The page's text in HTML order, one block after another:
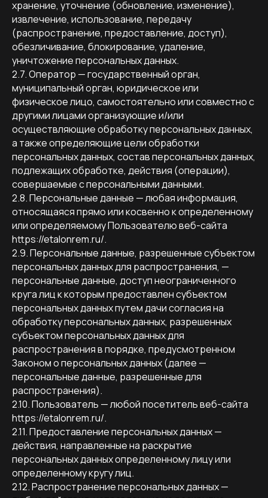
хранение, уточнение (обновление, изменение),
извлечение, использование, передачу
(распространение, предоставление, доступ),
обезличивание, блокирование, удаление,
уничтожение персональных данных.
2.7. Оператор — государственный орган,
муниципальный орган, юридическое или
физическое лицо, самостоятельно или совместно с
другими лицами организующие и/или
осуществляющие обработку персональных данных,
а также определяющие цели обработки
персональных данных, состав персональных данных,
подлежащих обработке, действия (операции),
совершаемые с персональными данными.
2.8. Персональные данные — любая информация,
относящаяся прямо или косвенно к определенному
или определяемому Пользователю веб-сайта
https://etalonrem.ru/.
2.9. Персональные данные, разрешенные субъектом
персональных данных для распространения, —
персональные данные, доступ неограниченного
круга лиц к которым предоставлен субъектом
персональных данных путем дачи согласия на
обработку персональных данных, разрешенных
субъектом персональных данных для
распространения в порядке, предусмотренном
Законом о персональных данных (далее —
персональные данные, разрешенные для
распространения).
2.10. Пользователь — любой посетитель веб-сайта
https://etalonrem.ru/.
2.11. Предоставление персональных данных —
действия, направленные на раскрытие
персональных данных определенному лицу или
определенному кругу лиц.
2.12. Распространение персональных данных —